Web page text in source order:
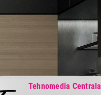
Tehnomedia Centrala